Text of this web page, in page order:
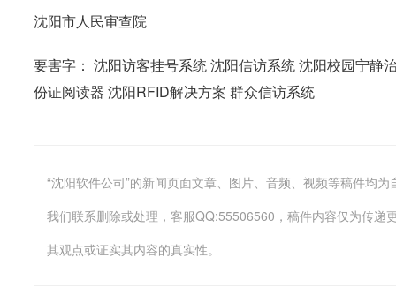
沈阳市人民审查院
要害字： 沈阳访客挂号系统 沈阳信访系统 沈阳校园宁静
份证阅读器 沈阳RFID解决方案 群众信访系统
我们联系删除或处理，客服QQ:55506560，稿件内容仅为传递
其观点或证实其内容的真实性。